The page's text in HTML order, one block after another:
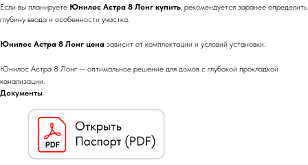
Если вы планируете Юнилос Астра 8 Лонг купить, рекомендуется заранее определить
глубину ввода и особенности участка.
Юнилос Астра 8 Лонг цена зависит от комплектации и условий установки.
Юнилос Астра 8 Лонг — оптимальное решение для домов с глубокой прокладкой
канализации.
Документы